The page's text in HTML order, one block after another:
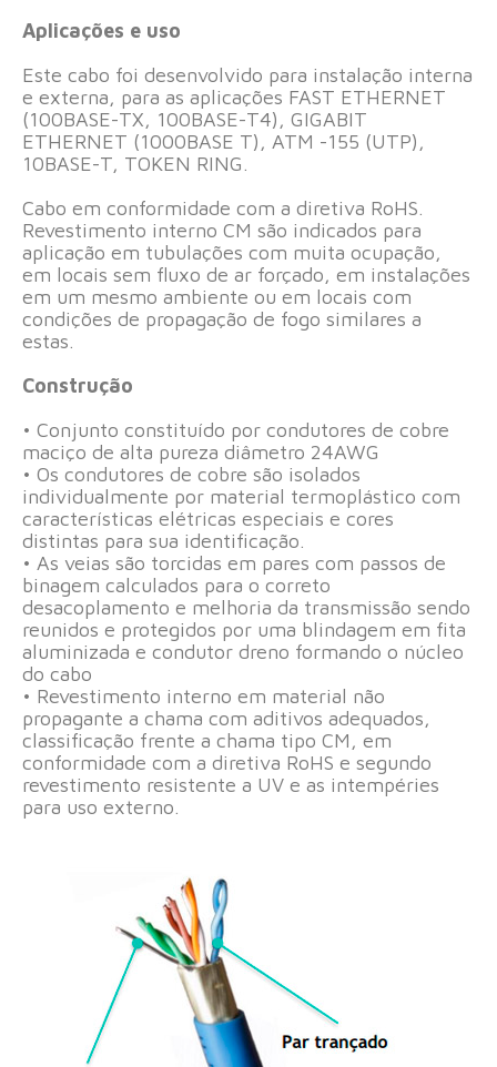
Aplicações e uso
Este cabo foi desenvolvido para instalação interna
e externa, para as aplicações FAST ETHERNET
(100BASE-TX, 100BASE-T4), GIGABIT
ETHERNET (1000BASE T), ATM -155 (UTP),
10BASE-T, TOKEN RING.
Cabo em conformidade com a diretiva RoHS.
Revestimento interno CM são indicados para
aplicação em tubulações com muita ocupação,
em locais sem fluxo de ar forçado, em instalações
em um mesmo ambiente ou em locais com
condições de propagação de fogo similares a
estas.
Construção
• Conjunto constituído por condutores de cobre
maciço de alta pureza diâmetro 24AWG
• Os condutores de cobre são isolados
individualmente por material termoplástico com
características elétricas especiais e cores
distintas para sua identificação.
• As veias são torcidas em pares com passos de
binagem calculados para o correto
desacoplamento e melhoria da transmissão sendo
reunidos e protegidos por uma blindagem em fita
aluminizada e condutor dreno formando o núcleo
do cabo
• Revestimento interno em material não
propagante a chama com aditivos adequados,
classificação frente a chama tipo CM, em
conformidade com a diretiva RoHS e segundo
revestimento resistente a UV e as intempéries
para uso externo.